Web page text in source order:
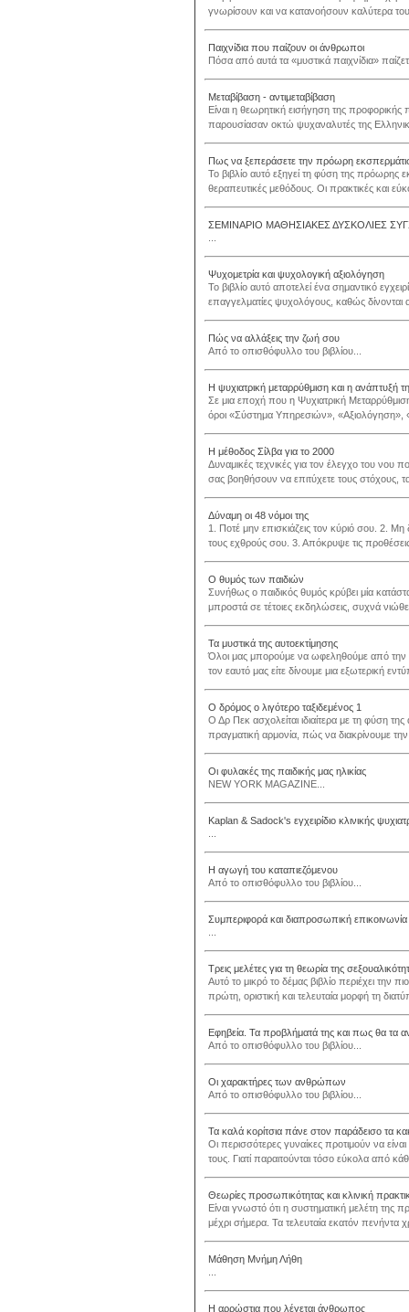
γνωρίσουν και να κατανοήσουν καλύτερα
Παιχνίδια που παίζουν οι άνθρωποι
Πόσα από αυτά τα «μυστικά παιχνίδια»
Μεταβίβαση - αντιμεταβίβαση
Είναι η θεωρητική εισήγηση της
παρουσίασαν οκτώ ψυχαναλυτές της
Πως να ξεπεράσετε την πρόωρη
Το βιβλίο αυτό εξηγεί τη φύση της πρόωρης
θεραπευτικές μεθόδους. Οι πρακτικές και
ΣΕΜΙΝΑΡΙΟ ΜΑΘΗΣΙΑΚΕΣ ΔΥΣΚΟΛΙΕΣ
Ψυχομετρία και ψυχολογική αξιολόγηση
Το βιβλίο αυτό αποτελεί ένα σημαντικό
επαγγελματίες ψυχολόγους, καθώς δίνονται
Πώς να αλλάξεις την ζωή σου
Από το οπισθόφυλλο του βιβλίου...
Η ψυχιατρική μεταρρύθμιση και η ανάπτυξή
Σε μια εποχή που η Ψυχιατρική
όροι «Σύστημα Υπηρεσιών»,
Η μέθοδος Σίλβα για το 2000
Δυναμικές τεχνικές για τον έλεγχο του νου
σας βοηθήσουν να επιτύχετε τους στόχους,
Δύναμη οι 48 νόμοι της
1. Ποτέ μην επισκιάζεις τον κύριό σου. 2.
τους εχθρούς σου. 3. Απόκρυψε τις
Ο θυμός των παιδιών
Συνήθως ο παιδικός θυμός κρύβει μία
μπροστά σε τέτοιες εκδηλώσεις, συχνά
Τα μυστικά της αυτοεκτίμησης
Όλοι μας μπορούμε να ωφεληθούμε από την
τον εαυτό μας είτε δίνουμε μια εξωτερική
Ο δρόμος ο λιγότερο ταξιδεμένος 1
Ο Δρ Πεκ ασχολείται ιδιαίτερα με τη φύση
πραγματική αρμονία, πώς να διακρίνουμε
Οι φυλακές της παιδικής μας ηλικίας
NEW YORK MAGAZINE...
Kaplan & Sadock's εγχειρίδιο κλινικής
Η αγωγή του καταπιεζόμενου
Από το οπισθόφυλλο του βιβλίου...
Συμπεριφορά και διαπροσωπική
Τρεις μελέτες για τη θεωρία της
Αυτό το μικρό το δέμας βιβλίο περιέχει
πρώτη, οριστική και τελευταία μορφή τη
Εφηβεία. Τα προβλήματά της και πως θα τα
Από το οπισθόφυλλο του βιβλίου...
Οι χαρακτήρες των ανθρώπων
Από το οπισθόφυλλο του βιβλίου...
Τα καλά κορίτσια πάνε στον παράδεισο τα
Οι περισσότερες γυναίκες προτιμούν να
τους. Γιατί παραιτούνται τόσο εύκολα από
Θεωρίες προσωπικότητας και κλινική
Είναι γνωστό ότι η συστηματική μελέτη της
μέχρι σήμερα. Τα τελευταία εκατόν
Μάθηση Μνήμη Λήθη
Η αρρώστια που λέγεται άνθρωπος